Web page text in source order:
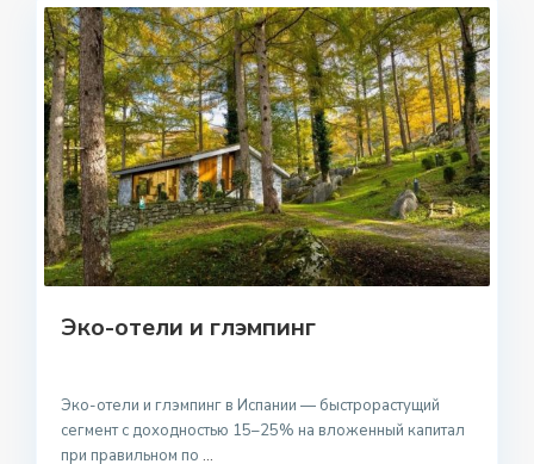
Эко-отели и глэмпинг
Эко-отели и глэмпинг в Испании — быстрорастущий
сегмент с доходностью 15–25% на вложенный капитал
при правильном по ...